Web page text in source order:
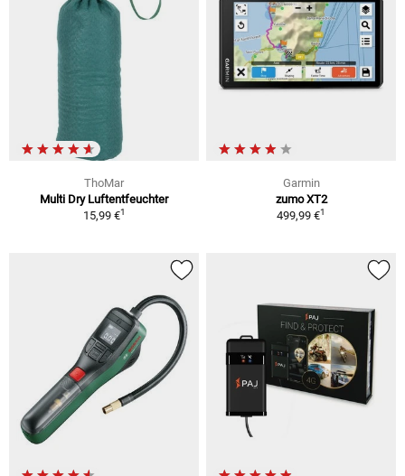
ThoMar
Multi Dry Luftentfeuchter
15,99 €1
Garmin
zumo XT2
499,99 €1